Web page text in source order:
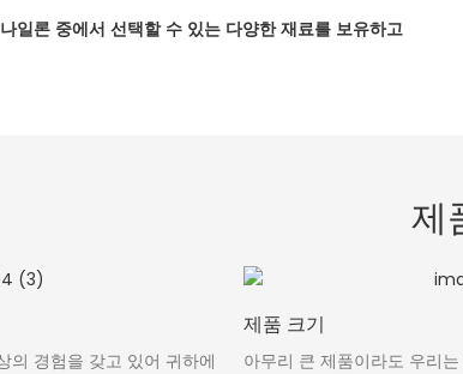
일론 중에서 선택할 수 있는 다양한 재료를 보유하고
제
의 경험을 갖고 있어 귀하에
제품 크기
아무리 큰 제품이라도 우리